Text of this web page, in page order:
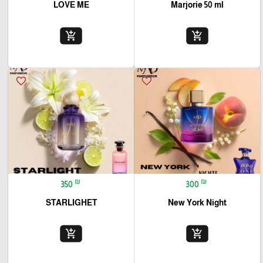
Marjorie 50 ml
add_shopping_cart
LOVE ME
add_shopping_cart
favorite_border
300 ₪
New York Night
add_shopping_cart
favorite_border
350 ₪
STARLIGHET
add_shopping_cart